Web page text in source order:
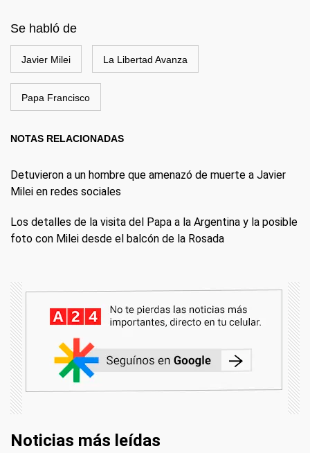
Se habló de
Javier Milei La Libertad Avanza
Papa Francisco
NOTAS RELACIONADAS
Detuvieron a un hombre que amenazó de muerte a Javier
Milei en redes sociales
Los detalles de la visita del Papa a la Argentina y la posible
foto con Milei desde el balcón de la Rosada
Noticias más leídas